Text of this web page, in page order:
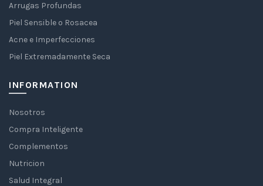
Arrugas Profundas
Piel Sensible o Rosacea
Acne e Imperfecciones
Piel Extremadamente Seca
INFORMATION
Nosotros
Compra Inteligente
Complementos
Nutricion
Salud Integral